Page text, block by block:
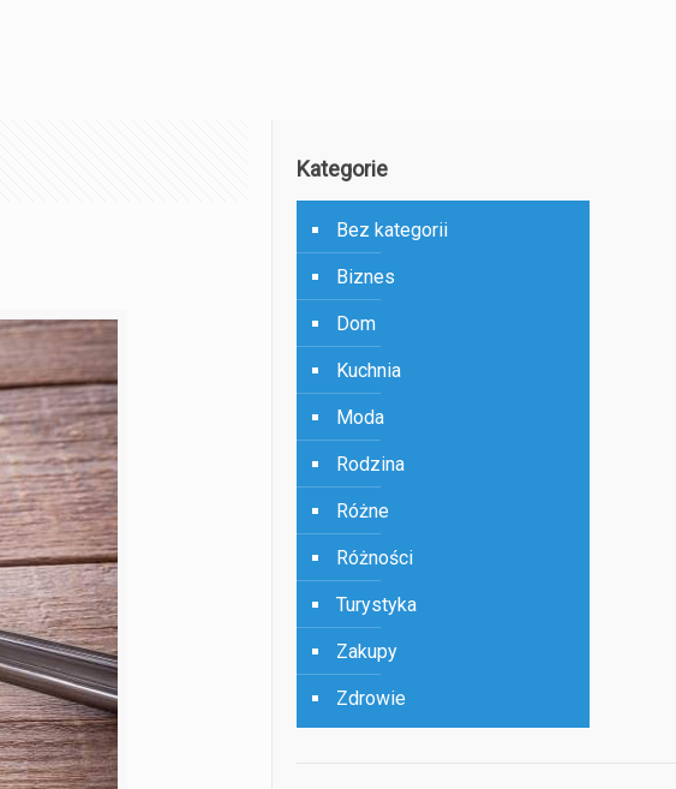
Kategorie
Bez kategorii
Biznes
Dom
Kuchnia
Moda
Rodzina
Różne
Różności
Turystyka
Zakupy
Zdrowie